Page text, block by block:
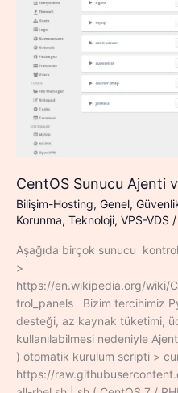
CentOS Sunucu Ajenti
Bilişim-Hosting, Genel,
Korunma, Teknoloji, VPS-VDS /
Aşağıda birçok sunucu
>
https://en.wikipedia.org/wiki/
trol_panels Bizim tercihimiz
desteği, az kaynak tüketimi,
kullanılabilmesi nedeniyle
) otomatik kurulum scripti >
https://